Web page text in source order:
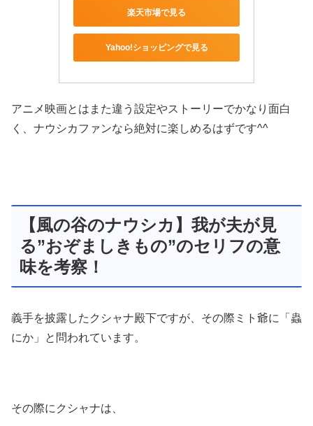
楽天市場で見る
Yahoo!ショッピングで見る
アニメ映画とはまた違う設定やストーリーでかなり面白
く、ナウシカファンなら絶対に楽しめるはずです^^
【風の谷のナウシカ】我が夫が見
る”おぞましきもの”のセリフの意
味を考察！
義手を披露したクシャナ殿下ですが、その際ミト爺に「蟲
にか」と問われています。
その際にクシャナは、